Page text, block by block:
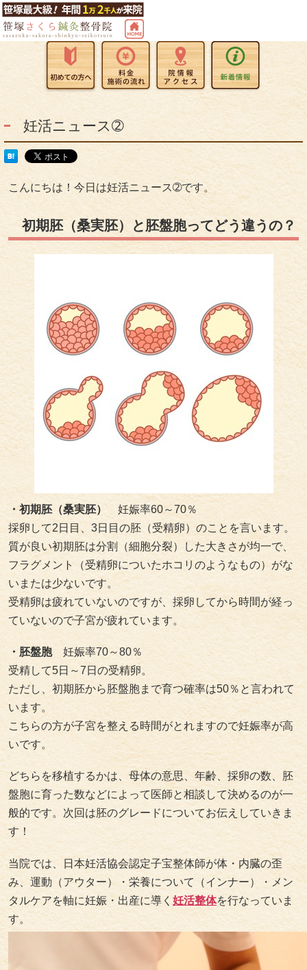
妊活ニュース➁
こんにちは！今日は妊活ニュース➁です。
初期胚（桑実胚）と胚盤胞ってどう違うの？
・初期胚（桑実胚） 妊娠率60～70％
採卵して2日目、3日目の胚（受精卵）のことを言います。
質が良い初期胚は分割（細胞分裂）した大きさが均一で、
フラグメント（受精卵についたホコリのようなもの）がな
いまたは少ないです。
受精卵は疲れていないのですが、採卵してから時間が経っ
ていないので子宮が疲れています。
・胚盤胞妊娠率70～80％
受精して5日～7日の受精卵。
ただし、初期胚から胚盤胞まで育つ確率は50％と言われて
います。
こちらの方が子宮を整える時間がとれますので妊娠率が高
いです。
どちらを移植するかは、母体の意思、年齢、採卵の数、胚
盤胞に育った数などによって医師と相談して決めるのが一
般的です。次回は胚のグレードについてお伝えしていきま
す！
当院では、日本妊活協会認定子宝整体師が体・内臓の歪
み、運動（アウター）・栄養について（インナー）・メン
タルケアを軸に妊娠・出産に導く 妊活整体を行なっていま
す。